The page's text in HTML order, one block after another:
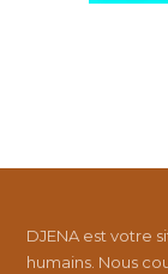
DJENA est votre
humains. Nous